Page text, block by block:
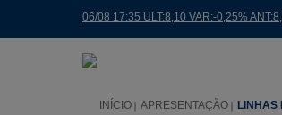
06/08 17:35 ULT:8,10 VAR:-0,25%
INÍCIO APRESENTAÇÃO LINHAS